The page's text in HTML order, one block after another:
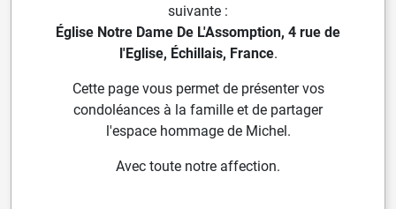
suivante :
Église Notre Dame De L'Assomption, 4 rue de
l'Eglise, Échillais, France.
Cette page vous permet de présenter vos
condoléances à la famille et de partager
l'espace hommage de Michel.
Avec toute notre affection.